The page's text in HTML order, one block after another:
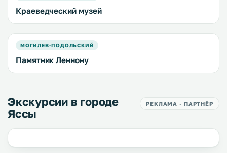
Краеведческий музей
МОГИЛЕВ-ПОДОЛЬСКИЙ
Памятник Леннону
Экскурсии в городе
Яссы
РЕКЛАМА · ПАРТНЁР